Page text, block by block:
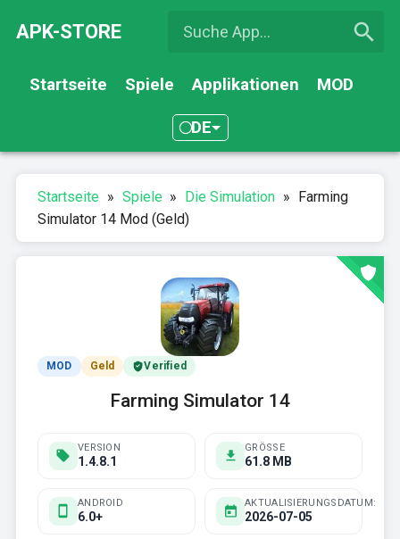
APK-STORE
Startseite Spiele Applikationen MOD
DE
Startseite » Spiele » Die Simulation » Farming
Simulator 14 Mod (Geld)
MOD Geld Verified
Farming Simulator 14
VERSION
1.4.8.1
GRÖSSE
61.8 MB
ANDROID
6.0+
AKTUALISIERUNGSDATUM:
2026-07-05